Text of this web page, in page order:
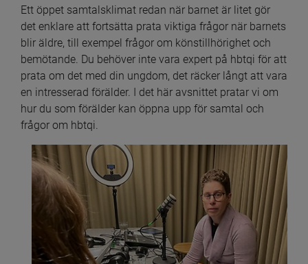
Ett öppet samtalsklimat redan när barnet är litet gör
det enklare att fortsätta prata viktiga frågor när barnets
blir äldre, till exempel frågor om könstillhörighet och
bemötande. Du behöver inte vara expert på hbtqi för att
prata om det med din ungdom, det räcker långt att vara
en intresserad förälder. I det här avsnittet pratar vi om
hur du som förälder kan öppna upp för samtal och
frågor om hbtqi.